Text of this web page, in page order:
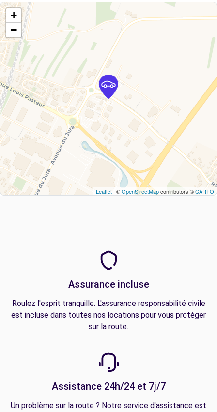
+
−
Leaflet | ©OpenStreetMapcontributors ©CARTO
Assurance incluse
Roulez l'esprit tranquille. L'assurance responsabilité civile
est incluse dans toutes nos locations pour vous protéger
sur la route.
Assistance 24h/24 et 7j/7
Un problème sur la route ? Notre service d'assistance est